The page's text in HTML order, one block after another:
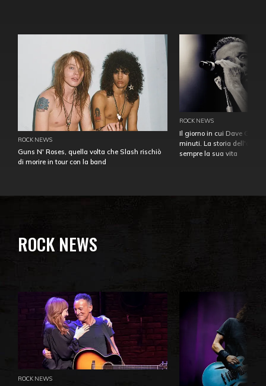
ROCK NEWS
Guns N' Roses, quella volta che Slash rischiò
di morire in tour con la band
ROCK NEWS
Il giorno in cui Dave
minuti. La storia
sempre la sua vita
ROCK NEWS
ROCK NEWS